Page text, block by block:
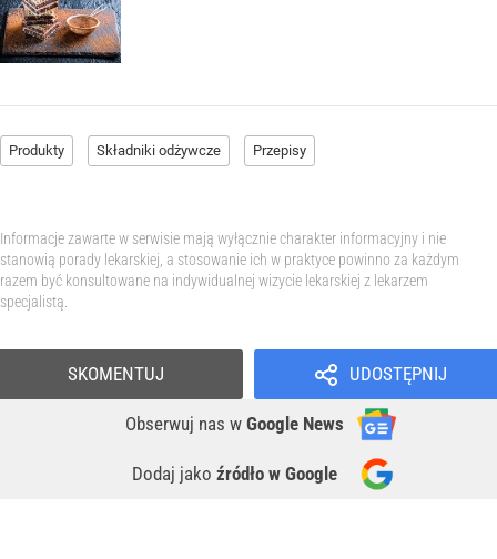
Produkty Składniki odżywcze Przepisy
Informacje zawarte w serwisie mają wyłącznie charakter informacyjny i nie
stanowią porady lekarskiej, a stosowanie ich w praktyce powinno za każdym
razem być konsultowane na indywidualnej wizycie lekarskiej z lekarzem
specjalistą.
UDOSTĘPNIJ
Obserwuj nas w Google News
Dodaj jako źródło w Google
SKOMENTUJ